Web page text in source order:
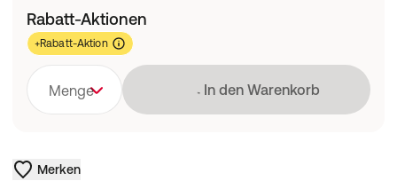
Rabatt-Aktionen
+Rabatt-Aktion
Menge Lädt
In den Warenkorb
Merken